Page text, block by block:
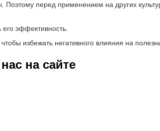
перед применением на других
эффективность.
избежать негативного влияния на
на сайте